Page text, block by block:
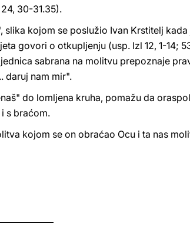
30-31.35).
kojom se poslužio Ivan Krstitelj
govori o otkupljenju (usp. Izl 12, 1-14;
sabrana na molitvu prepoznaje
daruj nam mir".
do lomljena kruha, pomažu da
s braćom.
kojom se on obraćao Ocu i ta nas